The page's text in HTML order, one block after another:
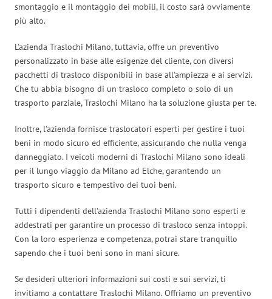
smontaggio e il montaggio dei mobili, il costo sarà ovviamente
più alto.
L’azienda Traslochi Milano, tuttavia, offre un preventivo
personalizzato in base alle esigenze del cliente, con diversi
pacchetti di trasloco disponibili in base all’ampiezza e ai servizi.
Che tu abbia bisogno di un trasloco completo o solo di un
trasporto parziale, Traslochi Milano ha la soluzione giusta per te.
Inoltre, l’azienda fornisce traslocatori esperti per gestire i tuoi
beni in modo sicuro ed efficiente, assicurando che nulla venga
danneggiato. I veicoli moderni di Traslochi Milano sono ideali
per il lungo viaggio da Milano ad Elche, garantendo un
trasporto sicuro e tempestivo dei tuoi beni.
Tutti i dipendenti dell’azienda Traslochi Milano sono esperti e
addestrati per garantire un processo di trasloco senza intoppi.
Con la loro esperienza e competenza, potrai stare tranquillo
sapendo che i tuoi beni sono in mani sicure.
Se desideri ulteriori informazioni sui costi e sui servizi, ti
invitiamo a contattare Traslochi Milano. Offriamo un preventivo